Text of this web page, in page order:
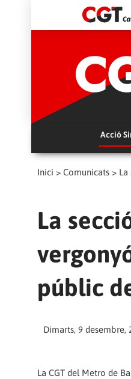
Acció
Inici > Comunicats >
La
públic
Dimarts, 9 desembre,
La CGT del Metro de